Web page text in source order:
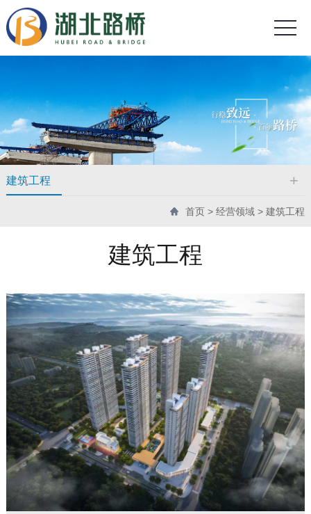
建筑工程
首页 >经营领域 >建筑工程
建筑工程